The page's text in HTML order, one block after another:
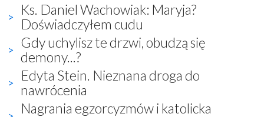
Ks. Daniel Wachowiak: Maryja?
Doświadczyłem cudu
Gdy uchylisz te drzwi, obudzą się
demony...?
Edyta Stein. Nieznana droga do
nawrócenia
Nagrania egzorcyzmów i katolicka